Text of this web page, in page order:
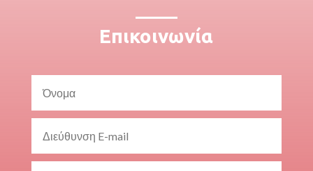
Επικοινωνία